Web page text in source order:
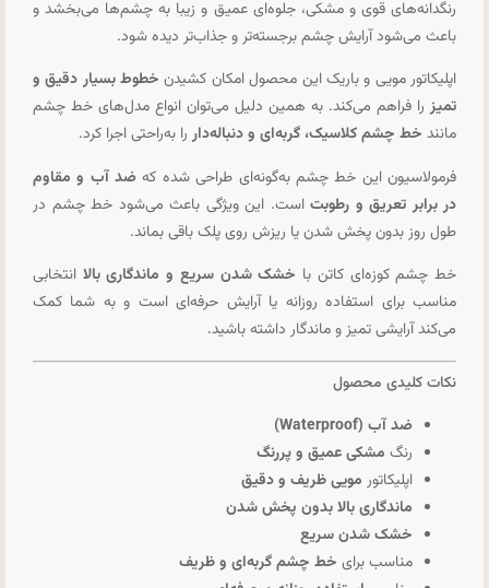
رنگدانه‌های قوی و مشکی، جلوه‌ای عمیق و زیبا به چشم‌ها می‌بخشد و
باعث می‌شود آرایش چشم برجسته‌تر و جذاب‌تر دیده شود.
اپلیکاتور مویی و باریک این محصول امکان کشیدن خطوط بسیار دقیق و
تمیز را فراهم می‌کند. به همین دلیل می‌توان انواع مدل‌های خط چشم
مانند خط چشم کلاسیک، گربه‌ای و دنباله‌دار را به‌راحتی اجرا کرد.
فرمولاسیون این خط چشم به‌گونه‌ای طراحی شده که ضد آب و مقاوم
در برابر تعریق و رطوبت است. این ویژگی باعث می‌شود خط چشم در
طول روز بدون پخش شدن یا ریزش روی پلک باقی بماند.
خط چشم کوزه‌ای کاتن با خشک شدن سریع و ماندگاری بالا انتخابی
مناسب برای استفاده روزانه یا آرایش حرفه‌ای است و به شما کمک
می‌کند آرایشی تمیز و ماندگار داشته باشید.
نکات کلیدی محصول
ضد آب (Waterproof)
رنگ مشکی عمیق و پررنگ
اپلیکاتور مویی ظریف و دقیق
ماندگاری بالا بدون پخش شدن
خشک شدن سریع
مناسب برای خط چشم گربه‌ای و ظریف